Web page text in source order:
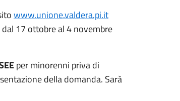
www.unione.valdera.pi.it
dal 17 ottobre al 4 novembre
per minorenni priva di
della domanda. Sarà